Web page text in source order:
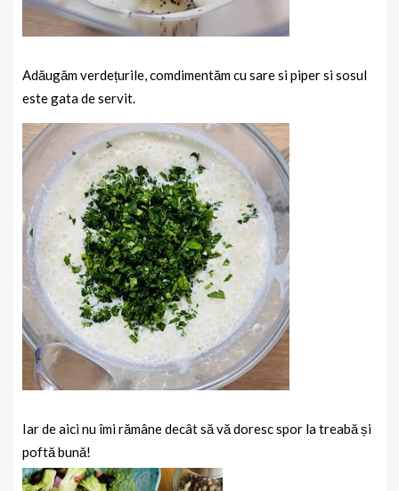
Adăugăm verdețurile, comdimentăm cu sare si piper si sosul
este gata de servit.
Iar de aici nu îmi rămâne decât să vă doresc spor la treabă și
poftă bună!